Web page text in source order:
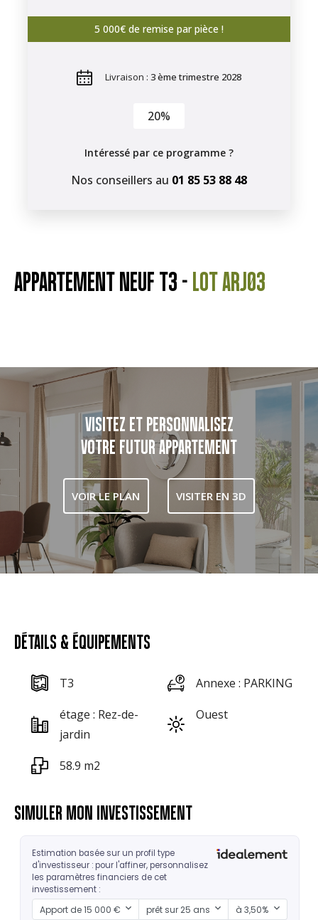
5 000€ de remise par pièce !
Livraison : 3 ème trimestre 2028
20%
Intéressé par ce programme ?
Nos conseillers au 01 85 53 88 48
APPARTEMENT NEUF T3 - LOT ARJ03
VISITEZ ET PERSONNALISEZ
VOTRE FUTUR APPARTEMENT
VOIR LE PLAN VISITER EN 3D
DÉTAILS & ÉQUIPEMENTS
T3
Annexe : PARKING
étage : Rez-de-
jardin
Ouest
58.9 m2
SIMULER MON INVESTISSEMENT